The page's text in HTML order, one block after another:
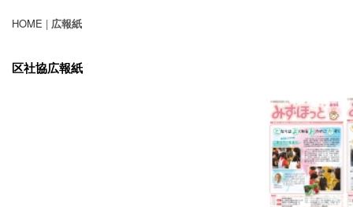
HOME | 広報紙
区社協広報紙